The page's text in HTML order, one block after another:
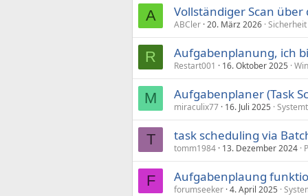
A Vollständiger Scan
ABCler 20. März 2026 Sicherheit
R Aufgabenplanung, ich
Restart001 16. Oktober 2025
M Aufgabenplaner (Task
miraculix77 16. Juli 2025
T task scheduling via
tomm1984 13. Dezember 2024
F Aufgabenplaung
forumseeker 4. April 2025